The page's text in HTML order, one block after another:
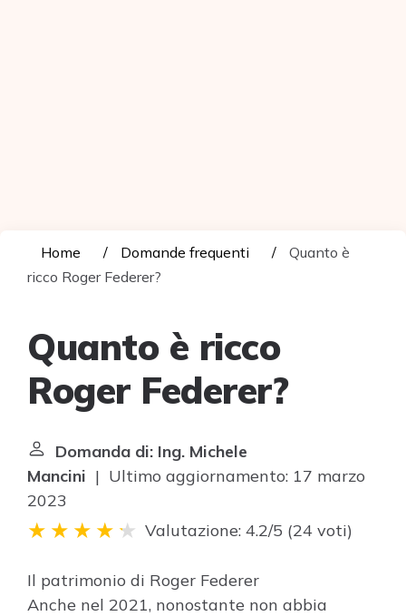
Home Domande frequenti
Quanto è
ricco Roger Federer?
Quanto è ricco
Roger Federer?
Domanda di: Ing. Michele
Mancini | Ultimo aggiornamento: 17 marzo
2023
Valutazione: 4.2/5 (24 voti)
Il patrimonio di Roger Federer
Anche nel 2021, nonostante non abbia